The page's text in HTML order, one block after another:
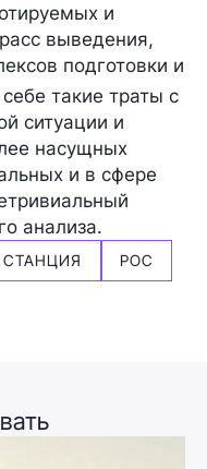
и
выведения,
подготовки и
такие траты с
ситуации и
насущных
и в сфере
анализа.
РОС